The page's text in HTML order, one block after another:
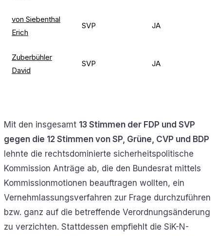
von Siebenthal
Erich
SVP JA
Zuberbühler
David
SVP JA
Mit den insgesamt 13 Stimmen der FDP und SVP
gegen die 12 Stimmen von SP, Grüne, CVP und BDP
lehnte die rechtsdominierte sicherheitspolitische
Kommission Anträge ab, die den Bundesrat mittels
Kommissionmotionen beauftragen wollten, ein
Vernehmlassungsverfahren zur Frage durchzuführen
bzw. ganz auf die betreffende Verordnungsänderung
zu verzichten. Stattdessen empfiehlt die SiK-N-